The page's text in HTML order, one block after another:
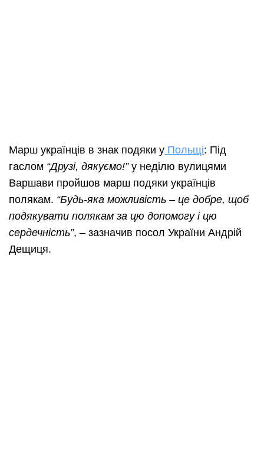
Марш українців в знак подяки у Польщі: Під
гаслом “Друзі, дякуємо!” у неділю вулицями
Варшави пройшов марш подяки українців
полякам. “Будь-яка можливість – це добре, щоб
подякувати полякам за цю допомогу і цю
сердечність”, – зазначив посол України Андрій
Дещиця.